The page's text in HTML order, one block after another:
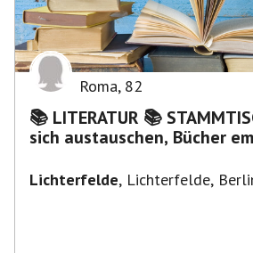
Roma, 82
📚 LITERATUR 📚 STAMMTISCH - BRUNCH -
sich austauschen, Bücher
Lichterfelde, Lichterfelde,